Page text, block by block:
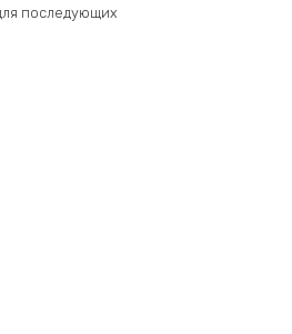
последующих